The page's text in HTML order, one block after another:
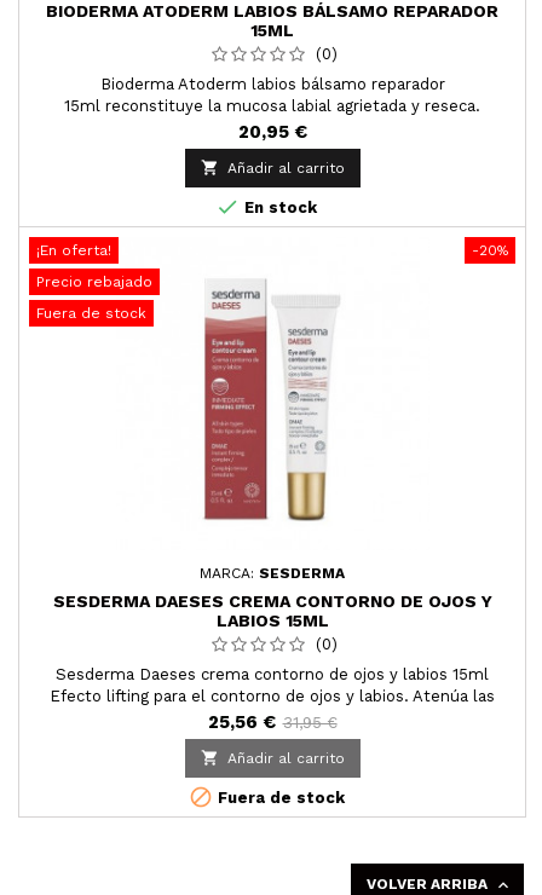
BIODERMA ATODERM LABIOS BÁLSAMO REPARADOR
15ML
(0)
Bioderma Atoderm labios bálsamo reparador
15ml reconstituye la mucosa labial agrietada y reseca.
20,95 €
 Añadir al carrito
 En stock
-20%
¡En oferta!
Precio rebajado
Fuera de stock
MARCA: SESDERMA
SESDERMA DAESES CREMA CONTORNO DE OJOS Y
LABIOS 15ML
(0)
Sesderma Daeses crema contorno de ojos y labios 15ml
Efecto lifting para el contorno de ojos y labios. Atenúa las
arrugas, eleva las cejas, mejora la apariencia de las bolsas y
acentúa el perfil de los labios. Todo tipo de piel.
25,56 € 31,95 €

Añadir al carrito
 Fuera de stock
VOLVER ARRIBA 